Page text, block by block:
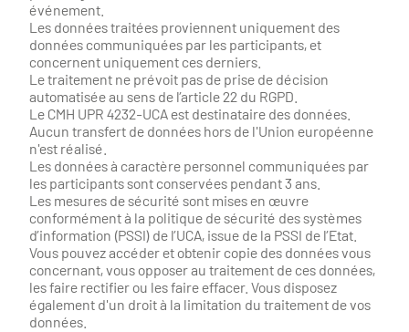
événement.
Les données traitées proviennent uniquement des
données communiquées par les participants, et
concernent uniquement ces derniers.
Le traitement ne prévoit pas de prise de décision
automatisée au sens de l’article 22 du RGPD.
Le CMH UPR 4232-UCA est destinataire des données.
Aucun transfert de données hors de l'Union européenne
n'est réalisé.
Les données à caractère personnel communiquées par
les participants sont conservées pendant 3 ans.
Les mesures de sécurité sont mises en œuvre
conformément à la politique de sécurité des systèmes
d’information (PSSI) de l’UCA, issue de la PSSI de l’Etat.
Vous pouvez accéder et obtenir copie des données vous
concernant, vous opposer au traitement de ces données,
les faire rectifier ou les faire effacer. Vous disposez
également d'un droit à la limitation du traitement de vos
données.